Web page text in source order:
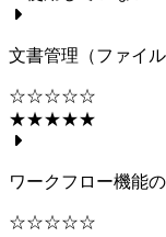
文書管理（ファイ
☆☆☆☆☆
★★★★★
ワークフロー機能
☆☆☆☆☆